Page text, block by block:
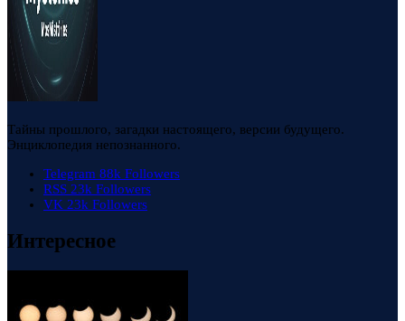
Тайны прошлого, загадки настоящего, версии будущего.
Энциклопедия непознанного.
Telegram 88k Followers
RSS 23k Followers
VK 23k Followers
Интересное